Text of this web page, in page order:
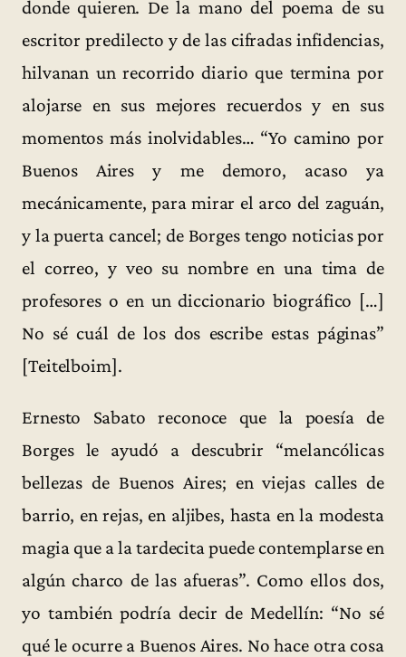
donde quieren. De la mano del poema de su
escritor predilecto y de las cifradas infidencias,
hilvanan un recorrido diario que termina por
alojarse en sus mejores recuerdos y en sus
momentos más inolvidables… “Yo camino por
Buenos Aires y me demoro, acaso ya
mecánicamente, para mirar el arco del zaguán,
y la puerta cancel; de Borges tengo noticias por
el correo, y veo su nombre en una tima de
profesores o en un diccionario biográfico […]
No sé cuál de los dos escribe estas páginas”
[Teitelboim].
Ernesto Sabato reconoce que la poesía de
Borges le ayudó a descubrir “melancólicas
bellezas de Buenos Aires; en viejas calles de
barrio, en rejas, en aljibes, hasta en la modesta
magia que a la tardecita puede contemplarse en
algún charco de las afueras”. Como ellos dos,
yo también podría decir de Medellín: “No sé
qué le ocurre a Buenos Aires. No hace otra cosa